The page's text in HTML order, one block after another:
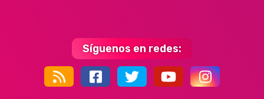
Síguenos en redes: